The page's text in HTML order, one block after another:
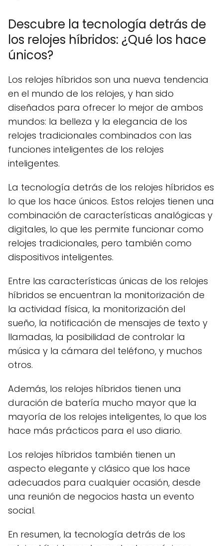
Descubre la tecnología detrás de
los relojes híbridos: ¿Qué los hace
únicos?
Los relojes híbridos son una nueva tendencia
en el mundo de los relojes, y han sido
diseñados para ofrecer lo mejor de ambos
mundos: la belleza y la elegancia de los
relojes tradicionales combinados con las
funciones inteligentes de los relojes
inteligentes.
La tecnología detrás de los relojes híbridos es
lo que los hace únicos. Estos relojes tienen una
combinación de características analógicas y
digitales, lo que les permite funcionar como
relojes tradicionales, pero también como
dispositivos inteligentes.
Entre las características únicas de los relojes
híbridos se encuentran la monitorización de
la actividad física, la monitorización del
sueño, la notificación de mensajes de texto y
llamadas, la posibilidad de controlar la
música y la cámara del teléfono, y muchos
otros.
Además, los relojes híbridos tienen una
duración de batería mucho mayor que la
mayoría de los relojes inteligentes, lo que los
hace más prácticos para el uso diario.
Los relojes híbridos también tienen un
aspecto elegante y clásico que los hace
adecuados para cualquier ocasión, desde
una reunión de negocios hasta un evento
social.
En resumen, la tecnología detrás de los